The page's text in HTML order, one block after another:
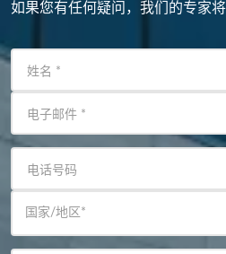
如果您有任何疑问，我们的专家将
姓名 *
电子邮件 *
电话号码
国家/地区 *